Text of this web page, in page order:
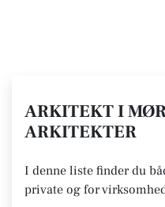
ARKITEKT I
ARKITEKTER
I denne liste finder du
private og for